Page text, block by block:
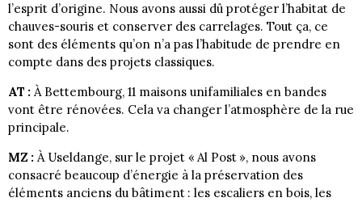
l’esprit d’origine. Nous avons aussi dû protéger l’habitat de
chauves-souris et conserver des carrelages. Tout ça, ce
sont des éléments qu’on n’a pas l’habitude de prendre en
compte dans des projets classiques.
AT : À Bettembourg, 11 maisons unifamiliales en bandes
vont être rénovées. Cela va changer l’atmosphère de la rue
principale.
MZ : À Useldange, sur le projet « Al Post », nous avons
consacré beaucoup d’énergie à la préservation des
éléments anciens du bâtiment : les escaliers en bois, les